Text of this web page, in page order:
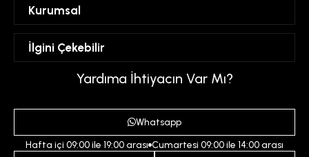
Hesabım
Favorilerim
Kurumsal
Mesafeli Satış Sözleşmesi
Üyelik Sözleşmesi
Gizlilik ve Güvenlik Politikası
Ödeme ve Teslimat Koşulları
İptal ve İade Koşulları
İlgini Çekebilir
İndirim
Yardıma İhtiyacın Var Mı?
Whatsapp
Hafta içi 09:00 ile 19:00 arası Cumartesi 09:00 ile 14:00 arası